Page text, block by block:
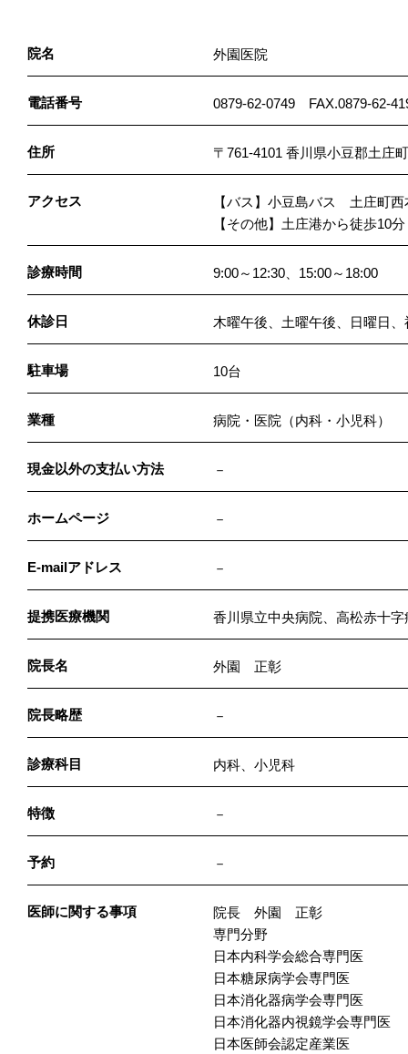
院名 外園医院
電話番号 0879-62-0749 FAX.0879-62-
住所 〒761-4101 香川県小豆郡土庄
アクセス
【バス】小豆島バス 土庄町西
【その他】土庄港から徒歩10分
診療時間 9:00～12:30、15:00～18:00
休診日 木曜午後、土曜午後、日曜日
駐車場 10台
業種 病院・医院（内科・小児科）
現金以外の支払い方法 －
ホームページ －
E-mailアドレス －
提携医療機関 香川県立中央病院、高松赤十
院長名 外園 正彰
院長略歴 －
診療科目 内科、小児科
特徴 －
予約 －
医師に関する事項
院長 外園 正彰
専門分野
日本内科学会総合専門医
日本糖尿病学会専門医
日本消化器病学会専門医
日本消化器内視鏡学会専門医
日本医師会認定産業医